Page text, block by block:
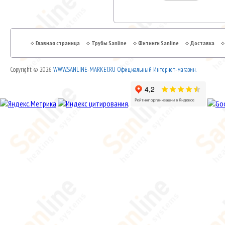
Главная страница Трубы Sanline Фитинги Sanline Доставка
Copyright © 2026 WWW.SANLINE-MARKET.RU Официальный Интернет-магазин.
.